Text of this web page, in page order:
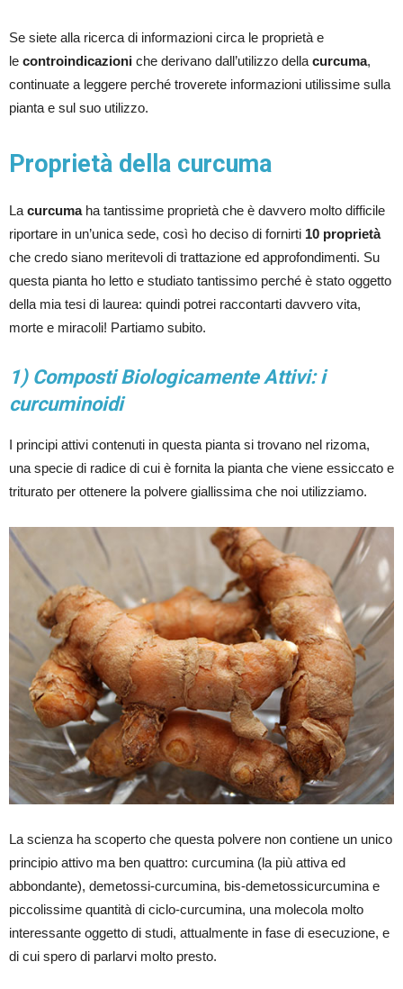
Se siete alla ricerca di informazioni circa le proprietà e
le controindicazioni che derivano dall’utilizzo della curcuma,
continuate a leggere perché troverete informazioni utilissime sulla
pianta e sul suo utilizzo.
Proprietà della curcuma
La curcumaha tantissime proprietà che è davvero molto difficile
riportare in un’unica sede, così ho deciso di fornirti 10 proprietà
che credo siano meritevoli di trattazione ed approfondimenti. Su
questa pianta ho letto e studiato tantissimo perché è stato oggetto
della mia tesi di laurea: quindi potrei raccontarti davvero vita,
morte e miracoli! Partiamo subito.
1) Composti Biologicamente Attivi: i
curcuminoidi
I principi attivi contenuti in questa pianta si trovano nel rizoma,
una specie di radice di cui è fornita la pianta che viene essiccato e
triturato per ottenere la polvere giallissima che noi utilizziamo.
La scienza ha scoperto che questa polvere non contiene un unico
principio attivo ma ben quattro: curcumina (la più attiva ed
abbondante), demetossi-curcumina, bis-demetossicurcumina e
piccolissime quantità di ciclo-curcumina, una molecola molto
interessante oggetto di studi, attualmente in fase di esecuzione, e
di cui spero di parlarvi molto presto.